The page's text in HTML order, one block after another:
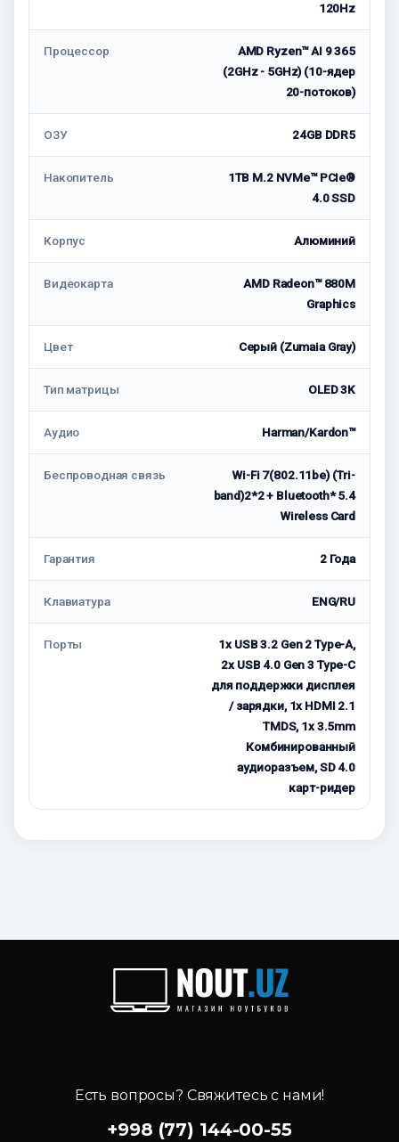
120Hz
Процессор
AMD Ryzen™ AI 9 365
(2GHz - 5GHz) (10-ядер
20-потоков)
ОЗУ 24GB DDR5
Накопитель
1TB M.2 NVMe™ PCIe®
4.0 SSD
Корпус Алюминий
Видеокарта
AMD Radeon™ 880M
Graphics
Цвет Серый (Zumaia Gray)
Тип матрицы OLED 3K
Аудио Harman/Kardon™
Беспроводная связь
Wi-Fi 7(802.11be) (Tri-
band)2*2 + Bluetooth* 5.4
Wireless Card
Гарантия 2 Года
Клавиатура ENG/RU
Порты
1x USB 3.2 Gen 2 Type-A,
2x USB 4.0 Gen 3 Type-C
для поддержки дисплея
/ зарядки, 1x HDMI 2.1
TMDS, 1x 3.5mm
Комбинированный
аудиоразъем, SD 4.0
карт-ридер
Есть вопросы? Свяжитесь с нами!
+998 (77) 144-00-55